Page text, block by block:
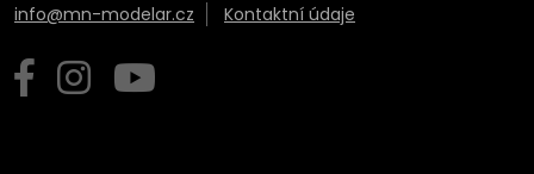
info@mn-modelar.cz Kontaktní údaje